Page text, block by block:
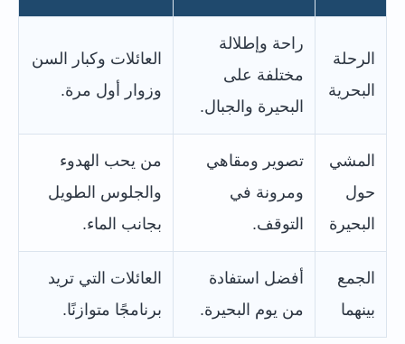
الرحلة
البحرية
راحة وإطلالة
مختلفة على
البحيرة والجبال.
العائلات وكبار السن
وزوار أول مرة.
المشي
حول
البحيرة
تصوير ومقاهي
ومرونة في
التوقف.
من يحب الهدوء
والجلوس الطويل
بجانب الماء.
الجمع
بينهما
أفضل استفادة
من يوم البحيرة.
العائلات التي تريد
برنامجًا متوازنًا.